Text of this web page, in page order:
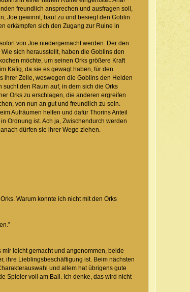
freundlich ansprechen und ausfragen soll,
Joe gewinnt, haut zu und besiegt den Goblin
erkämpfen sich den Zugang zur Ruine in
von Joe niedergemacht werden. Der den
sich herausstellt, haben die Goblins den
möchte, um seinen Orks größere Kraft
Käfig, da sie es gewagt haben, für den
ihrer Zelle, weswegen die Goblins den Helden
den Raum auf, in dem sich die Orks
Orks zu erschlagen, die anderen ergreifen
von nun an gut und freundlich zu sein.
Aufräumen helfen und dafür Thorins Anteil
Ordnung ist. Ach ja, Zwischendurch werden
dürfen sie ihrer Wege ziehen.
Warum konnte ich nicht mit den Orks
leicht gemacht und angenommen, beide
ihre Lieblingsbeschäftigung ist. Beim nächsten
und allem hat übrigens gute
Spieler voll am Ball. Ich denke, das wird nicht